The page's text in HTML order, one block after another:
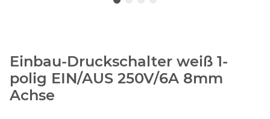
Einbau-Druckschalter weiß 1-
polig EIN/AUS 250V/6A 8mm
Achse